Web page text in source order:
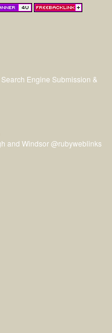
Engine Submission &
and Windsor @rubyweblinks